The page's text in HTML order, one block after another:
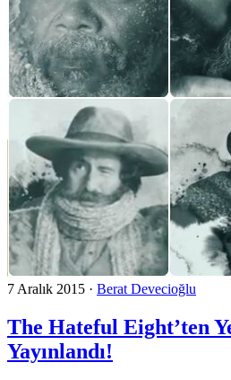
7 Aralık 2015 · Berat Devecioğlu
The Hateful Eight’ten
Yayınlandı!